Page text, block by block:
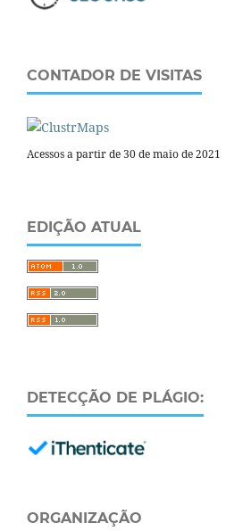
CONTADOR DE VISITAS
Acessos a partir de 30 de maio de 2021
EDIÇÃO ATUAL
DETECÇÃO DE PLÁGIO:
ORGANIZAÇÃO